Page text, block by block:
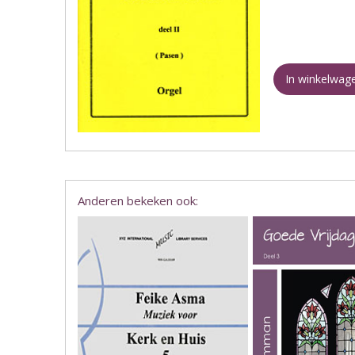
In
Anderen bekeken ook: